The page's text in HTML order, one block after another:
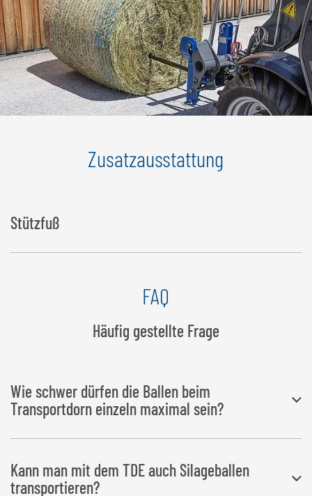
Zusatzausstattung
Stützfuß
FAQ
Häufig gestellte Frage
Wie schwer dürfen die Ballen beim
Transportdorn einzeln maximal sein?
Das Maximalgewichtder Ballen liegt bei 1.500 kg.
Kann man mit dem TDE auch Silageballen
transportieren?